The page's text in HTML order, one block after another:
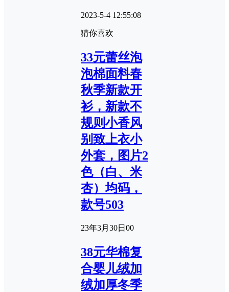
2023-5-4 12:55:08
猜你喜欢
33元蕾丝泡
泡棉面料春
秋季新款开
衫，新款不
规则小香风
别致上衣小
外套，图片2
色（白、米
杏）均码，
款号503
23年3月30日 00
38元华棉复
合婴儿绒加
绒加厚冬季